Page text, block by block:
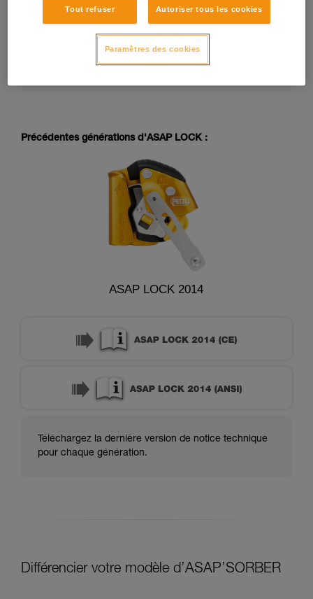
La notice technique d’un EPI peut évoluer dans le
temps. Consultez la dernière version de la notice
technique sur petzl.com :
https://www.petzl.com/US/en/Professional/Mobil
e-fall-arresters
Précédentes générations d'ASAP LOCK :
ASAP LOCK 2014
Téléchargez la dernière version de notice technique
pour chaque génération.
Différencier votre modèle d’ASAP’SORBER
Tout refuser Autoriser tous les cookies
Paramètres des cookies